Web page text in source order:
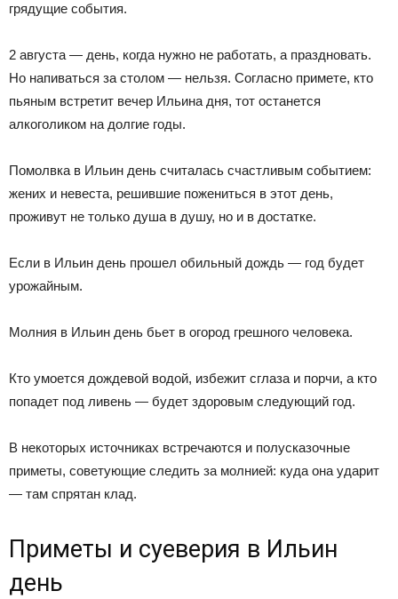
грядущие события.
2 августа — день, когда нужно не работать, а праздновать.
Но напиваться за столом — нельзя. Согласно примете, кто
пьяным встретит вечер Ильина дня, тот останется
алкоголиком на долгие годы.
Помолвка в Ильин день считалась счастливым событием:
жених и невеста, решившие пожениться в этот день,
проживут не только душа в душу, но и в достатке.
Если в Ильин день прошел обильный дождь — год будет
урожайным.
Молния в Ильин день бьет в огород грешного человека.
Кто умоется дождевой водой, избежит сглаза и порчи, а кто
попадет под ливень — будет здоровым следующий год.
В некоторых источниках встречаются и полусказочные
приметы, советующие следить за молнией: куда она ударит
— там спрятан клад.
Приметы и суеверия в Ильин
день